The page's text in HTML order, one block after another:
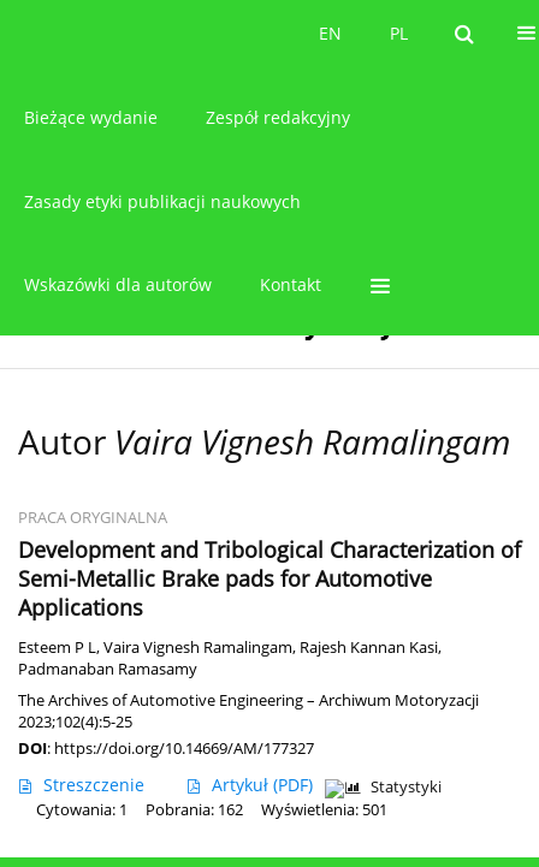
PL
EN PL
EN
Bieżące wydanie Zespół redakcyjny
Zasady etyki publikacji naukowych
Wskazówki dla autorów Kontakt
Autor Vaira Vignesh Ramalingam
PRACA ORYGINALNA
Development and Tribological Characterization of
Semi-Metallic Brake pads for Automotive
Applications
Esteem P L,Vaira Vignesh Ramalingam, Rajesh Kannan Kasi,
Padmanaban Ramasamy
The Archives of Automotive Engineering – Archiwum Motoryzacji
2023;102(4):5-25
DOI: https://doi.org/10.14669/AM/177327
Streszczenie Artykuł (PDF)
Statystyki
Cytowania: 1
Pobrania: 162 Wyświetlenia: 501